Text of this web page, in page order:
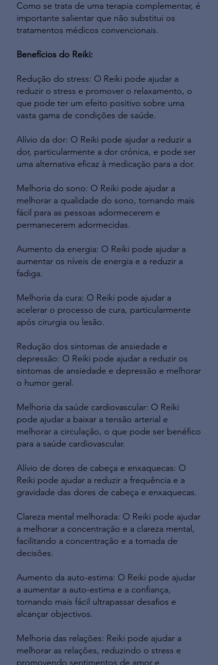
Como se trata de uma terapia complementar, é
importante salientar que não substitui os
tratamentos médicos convencionais.
Benefícios do Reiki:
Redução do stress: O Reiki pode ajudar a
reduzir o stress e promover o relaxamento, o
que pode ter um efeito positivo sobre uma
vasta gama de condições de saúde.
Alívio da dor: O Reiki pode ajudar a reduzir a
dor, particularmente a dor crónica, e pode ser
uma alternativa eficaz à medicação para a dor.
Melhoria do sono: O Reiki pode ajudar a
melhorar a qualidade do sono, tornando mais
fácil para as pessoas adormecerem e
permanecerem adormecidas.
Aumento da energia: O Reiki pode ajudar a
aumentar os níveis de energia e a reduzir a
fadiga.
Melhoria da cura: O Reiki pode ajudar a
acelerar o processo de cura, particularmente
após cirurgia ou lesão.
Redução dos sintomas de ansiedade e
depressão: O Reiki pode ajudar a reduzir os
sintomas de ansiedade e depressão e melhorar
o humor geral.
Melhoria da saúde cardiovascular: O Reiki
pode ajudar a baixar a tensão arterial e
melhorar a circulação, o que pode ser benéfico
para a saúde cardiovascular.
Alívio de dores de cabeça e enxaquecas: O
Reiki pode ajudar a reduzir a frequência e a
gravidade das dores de cabeça e enxaquecas.
Clareza mental melhorada: O Reiki pode ajudar
a melhorar a concentração e a clareza mental,
facilitando a concentração e a tomada de
decisões.
Aumento da auto-estima: O Reiki pode ajudar
a aumentar a auto-estima e a confiança,
tornando mais fácil ultrapassar desafios e
alcançar objectivos.
Melhoria das relações: Reiki pode ajudar a
melhorar as relações, reduzindo o stress e
promovendo sentimentos de amor e